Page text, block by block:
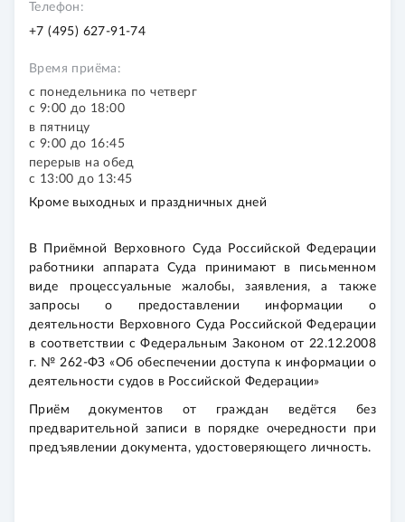
Телефон:
+7 (495) 627-91-74
Время приёма:
с понедельника по четверг
с 9:00 до 18:00
в пятницу
с 9:00 до 16:45
перерыв на обед
с 13:00 до 13:45
Кроме выходных и праздничных дней
В Приёмной Верховного Суда Российской Федерации
работники аппарата Суда принимают в письменном
виде процессуальные жалобы, заявления, а также
запросы о предоставлении информации о
деятельности Верховного Суда Российской Федерации
в соответствии с Федеральным Законом от 22.12.2008
г. № 262-ФЗ «Об обеспечении доступа к информации о
деятельности судов в Российской Федерации»
Приём документов от граждан ведётся без
предварительной записи в порядке очередности при
предъявлении документа, удостоверяющего личность.